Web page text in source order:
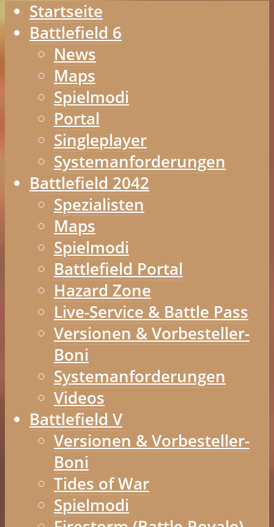
Startseite
Battlefield 6
News
Maps
Spielmodi
Portal
Singleplayer
Systemanforderungen
Battlefield 2042
Spezialisten
Maps
Spielmodi
Battlefield Portal
Hazard Zone
Live-Service & Battle Pass
Versionen & Vorbesteller-
Boni
Systemanforderungen
Videos
Battlefield V
Versionen & Vorbesteller-
Boni
Tides of War
Spielmodi